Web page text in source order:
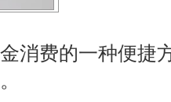
消费的一种便捷